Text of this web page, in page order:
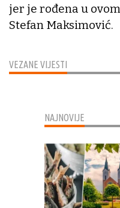
VEZANE VIJESTI
jer je rođena u
Stefan Maksimović.
NAJNOVIJE